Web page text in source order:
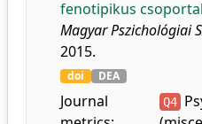
fenotipikus
Magyar Pszichológiai
2015.
doi DEA
Journal
Q4